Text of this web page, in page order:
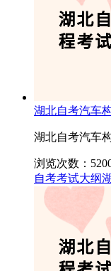
湖北自考汽车
湖北自考汽车
浏览次数：
自考考试大纲